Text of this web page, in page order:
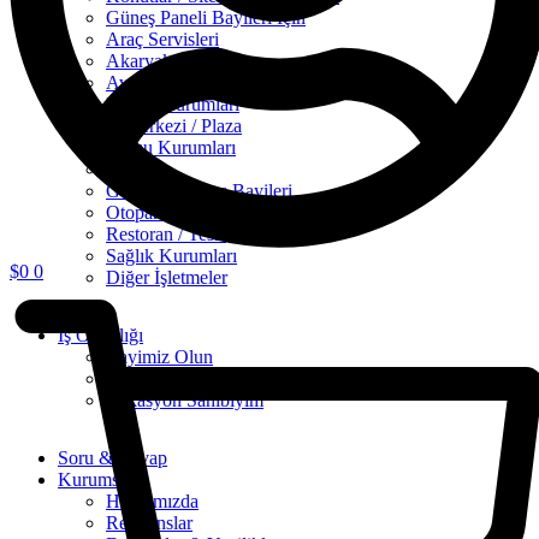
$0 0
Güneş Paneli Bayileri İçin
Araç Servisleri
Akaryakıt İstasyonu
Avmler
Eğitim Kurumları
İş Merkezi / Plaza
Kamu Kurumları
Galerileri / Satış Bayileri
Otopark veya Park Alanları
Restoran / Tesis
Sağlık Kurumları
Diğer İşletmeler
İş Ortaklığı
Bayimiz Olun
Lokasyon Sahibiyim
Soru & Cevap
Kurumsal
Hakkımızda
Referanslar